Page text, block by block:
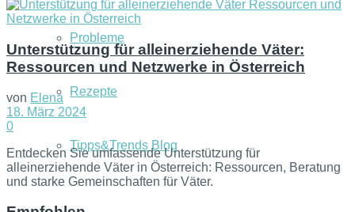
Probleme
Rezepte
Tipps&Trends Blog
Unterstützung für alleinerziehende Väter:
Ressourcen und Netzwerke in Österreich
von Elena
18. März 2024
0
Entdecken Sie umfassende Unterstützung für
alleinerziehende Väter in Österreich: Ressourcen, Beratung
und starke Gemeinschaften für Väter.